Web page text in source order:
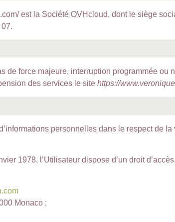
est la Société OVHcloud, dont le siège
de force majeure, interruption programmée ou
des services le site https://
personnelles dans le respect de
1978, l’Utilisateur dispose d’un droit
Monaco ;